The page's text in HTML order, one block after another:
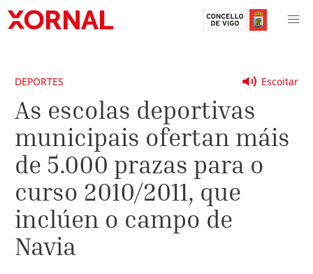
Escoitar
DEPORTES
As escolas deportivas
municipais ofertan máis
de 5.000 prazas para o
curso 2010/2011, que
inclúen o campo de
Navia